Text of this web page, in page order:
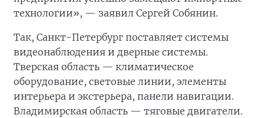
технологии», — заявил Сергей Собянин.
Так, Санкт-Петербург поставляет системы
видеонаблюдения и дверные системы.
Тверская область — климатическое
оборудование, световые линии, элементы
интерьера и экстерьера, панели навигации.
Владимирская область — тяговые двигатели.